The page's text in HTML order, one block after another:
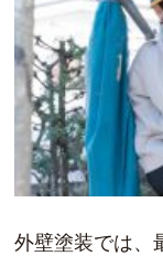
外壁塗装では、